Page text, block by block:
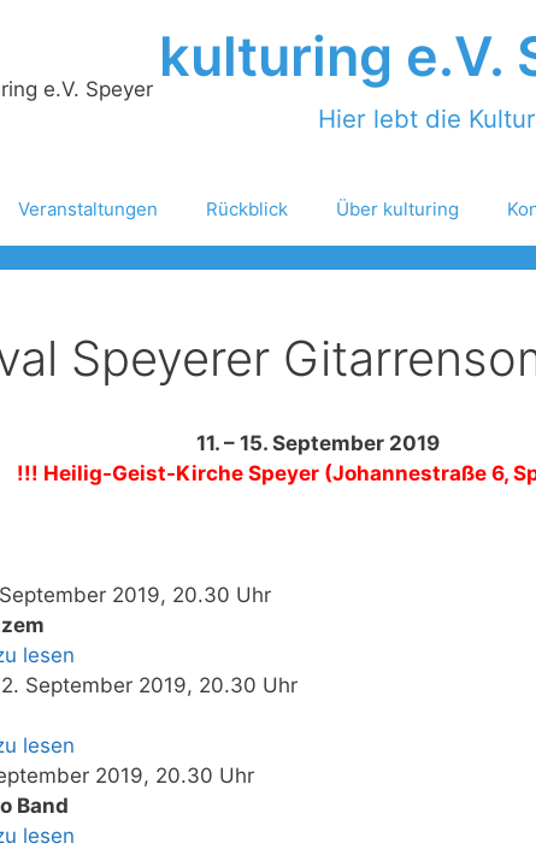
kulturing e.V.
Hier lebt die
Veranstaltungen Rückblick Über kulturing
Speyerer
11. – 15. September 2019
!!! Heilig-Geist-Kirche Speyer (Johannestraße 6,
2019, 20.30 Uhr
lesen
September 2019, 20.30 Uhr
lesen
2019, 20.30 Uhr
Band
lesen